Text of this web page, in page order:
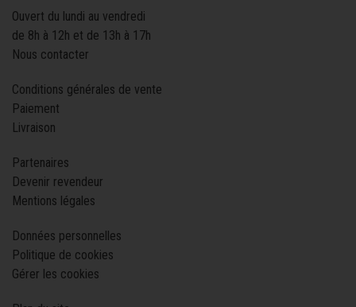
Ouvert du lundi au vendredi
de 8h à 12h et de 13h à 17h
Nous contacter
Conditions générales de vente
Paiement
Livraison
Partenaires
Devenir revendeur
Mentions légales
Données personnelles
Politique de cookies
Gérer les cookies